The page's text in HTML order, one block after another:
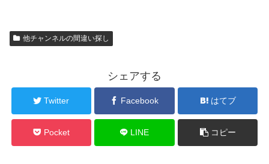
他チャンネルの間違い探し
シェアする
Twitter Facebook はてブ
Pocket LINE コピー